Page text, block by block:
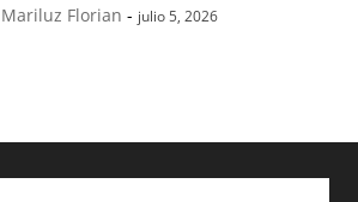
Mariluz Florian - julio 5, 2026